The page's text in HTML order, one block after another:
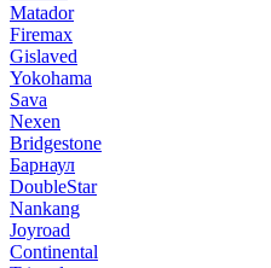
Matador
Firemax
Gislaved
Yokohama
Sava
Nexen
Bridgestone
Барнаул
DoubleStar
Nankang
Joyroad
Continental